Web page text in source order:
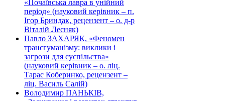
«Почаївська лавра в унійний
період» (науковий керівник – п.
Ігор Бриндак, рецензент – о. д-р
Віталій Лесняк)
Павло ЗАХАРЯК, «Феномен
трансгуманізму: виклики і
загрози для суспільства»
(науковий керівник – о. ліц.
Тарас Коберинко, рецензент –
ліц. Василь Салій)
Володимир ПАНЬКІВ,